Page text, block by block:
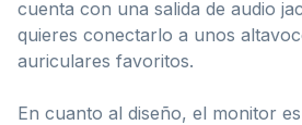
cuenta con una salida de audio
quieres conectarlo a unos
auriculares favoritos.
En cuanto al diseño, el monitor